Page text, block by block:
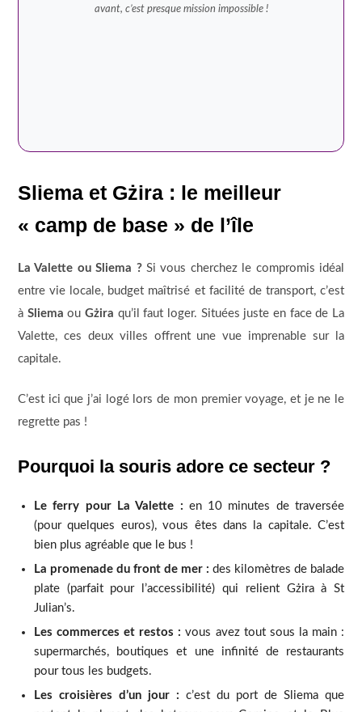
avant, c’est presque mission impossible !
Sliema et Gżira : le meilleur
« camp de base » de l’île
La Valette ou Sliema ?Si vous cherchez le compromis idéal
entre vie locale, budget maîtrisé et facilité de transport, c’est
à Sliema ou Gżira qu’il faut loger. Situées juste en face de La
Valette, ces deux villes offrent une vue imprenable sur la
capitale.
C’est ici que j’ai logé lors de mon premier voyage, et je ne le
regrette pas !
Pourquoi la souris adore ce secteur ?
Le ferry pour La Valette : en 10 minutes de traversée
(pour quelques euros), vous êtes dans la capitale. C’est
bien plus agréable que le bus !
La promenade du front de mer : des kilomètres de balade
plate (parfait pour l’accessibilité) qui relient Gżira à St
Julian’s.
Les commerces et restos : vous avez tout sous la main :
supermarchés, boutiques et une infinité de restaurants
pour tous les budgets.
Les croisières d’un jour : c’est du port de Sliema que